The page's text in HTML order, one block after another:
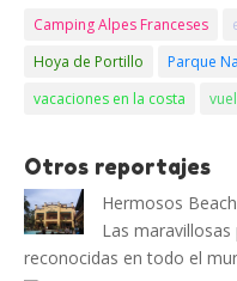
Camping Alpes Franceses
Hoya de Portillo
Parque
vacaciones en la costa
Otros reportajes
Hermosos
Las
reconocidas en todo el